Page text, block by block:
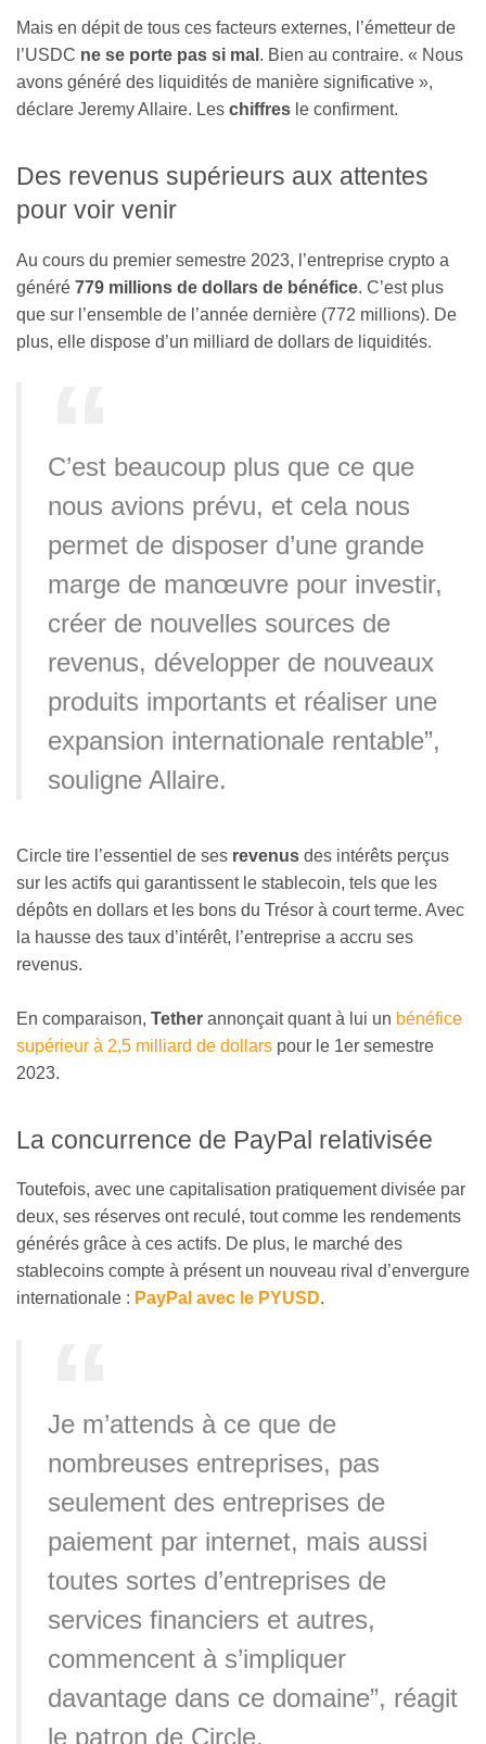
Mais en dépit de tous ces facteurs externes, l’émetteur de
l’USDC ne se porte pas si mal . Bien au contraire. « Nous
avons généré des liquidités de manière significative »,
déclare Jeremy Allaire. Les chiffres le confirment.
Des revenus supérieurs aux attentes
pour voir venir
Au cours du premier semestre 2023, l’entreprise crypto a
généré 779 millions de dollars de bénéfice. C’est plus
que sur l’ensemble de l’année dernière (772 millions). De
plus, elle dispose d’un milliard de dollars de liquidités.
C’est beaucoup plus que ce que
nous avions prévu, et cela nous
permet de disposer d’une grande
marge de manœuvre pour investir,
créer de nouvelles sources de
revenus, développer de nouveaux
produits importants et réaliser une
expansion internationale rentable”,
souligne Allaire.
Circle tire l’essentiel de ses revenus des intérêts perçus
sur les actifs qui garantissent le stablecoin, tels que les
dépôts en dollars et les bons du Trésor à court terme. Avec
la hausse des taux d’intérêt, l’entreprise a accru ses
revenus.
En comparaison, Tether annonçait quant à lui un bénéfice
supérieur à 2,5 milliard de dollars pour le 1er semestre
2023.
La concurrence de PayPal relativisée
Toutefois, avec une capitalisation pratiquement divisée par
deux, ses réserves ont reculé, tout comme les rendements
générés grâce à ces actifs. De plus, le marché des
stablecoins compte à présent un nouveau rival d’envergure
internationale : PayPal avec le PYUSD.
Je m’attends à ce que de
nombreuses entreprises, pas
seulement des entreprises de
paiement par internet, mais aussi
toutes sortes d’entreprises de
services financiers et autres,
commencent à s’impliquer
davantage dans ce domaine”, réagit
le patron de Circle.